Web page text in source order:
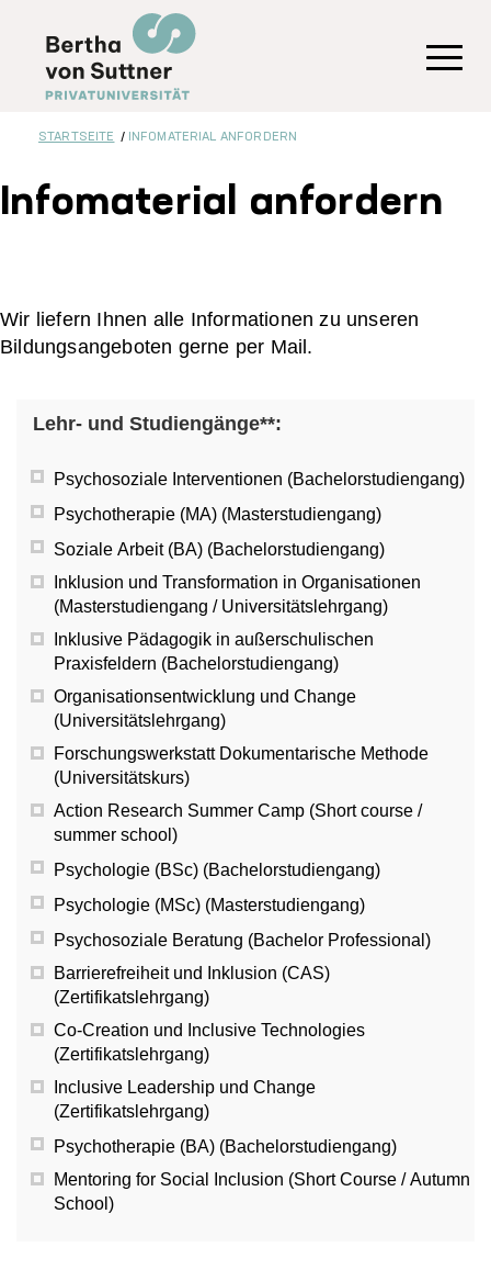
Inhalt
STARTSEITE INFOMATERIAL ANFORDERN
Infomaterial anfordern
Wir liefern Ihnen alle Informationen zu unseren
Bildungsangeboten gerne per Mail.
Lehr- und Studiengänge**:
Psychosoziale Interventionen (Bachelorstudiengang)
Psychotherapie (MA) (Masterstudiengang)
Soziale Arbeit (BA) (Bachelorstudiengang)
Inklusion und Transformation in Organisationen
(Masterstudiengang / Universitätslehrgang)
Inklusive Pädagogik in außerschulischen
Praxisfeldern (Bachelorstudiengang)
Organisationsentwicklung und Change
(Universitätslehrgang)
Forschungswerkstatt Dokumentarische Methode
(Universitätskurs)
Action Research Summer Camp (Short course /
summer school)
Psychologie (BSc) (Bachelorstudiengang)
Psychologie (MSc) (Masterstudiengang)
Psychosoziale Beratung (Bachelor Professional)
Barrierefreiheit und Inklusion (CAS)
(Zertifikatslehrgang)
Co-Creation und Inclusive Technologies
(Zertifikatslehrgang)
Inclusive Leadership und Change
(Zertifikatslehrgang)
Psychotherapie (BA) (Bachelorstudiengang)
Mentoring for Social Inclusion (Short Course / Autumn
School)